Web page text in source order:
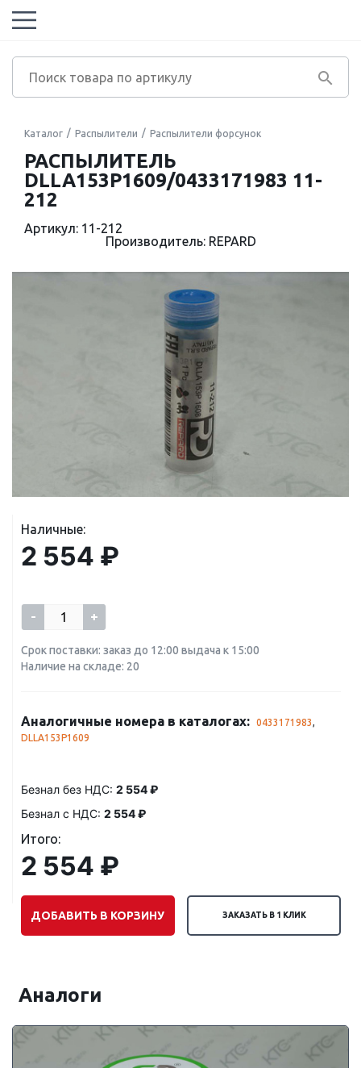
Каталог Распылители Распылители форсунок
РАСПЫЛИТЕЛЬ
DLLA153P1609/0433171983 11-
212
Артикул: 11-212
Производитель: REPARD
Наличные:
2 554 ₽
- +
Срок поставки: заказ до 12:00 выдача к 15:00
Наличие на складе: 20
Аналогичные номера в каталогах: 0433171983,
DLLA153P1609
Безнал без НДС: 2 554 ₽
Безнал с НДС: 2 554 ₽
Итого:
2 554 ₽
ДОБАВИТЬ В КОРЗИНУ ЗАКАЗАТЬ В 1 КЛИК
Аналоги